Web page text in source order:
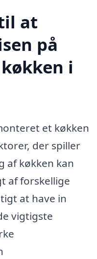
at
på
i
et køkken
der spiller
af køkken kan
af forskellige
at have in
vigtigste